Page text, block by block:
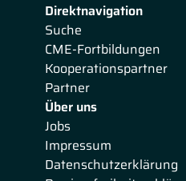
Direktnavigation
Suche
CME-Fortbildungen
Kooperationspartner
Partner
Über uns
Jobs
Impressum
Datenschutzerklärung